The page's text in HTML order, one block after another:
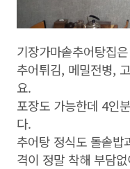
기장가마솥추어탕집
추어튀김, 메밀전병,
요.
포장도 가능한데 4인
다.
추어탕 정식도 돌솥
격이 정말 착해 부담